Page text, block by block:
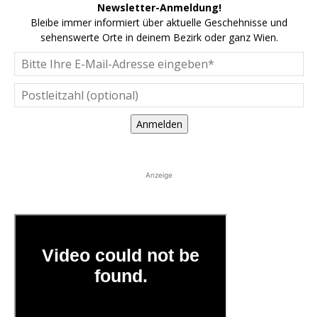
Newsletter-Anmeldung!
Bleibe immer informiert über aktuelle Geschehnisse und
sehenswerte Orte in deinem Bezirk oder ganz Wien.
Anmelden
Anzeige